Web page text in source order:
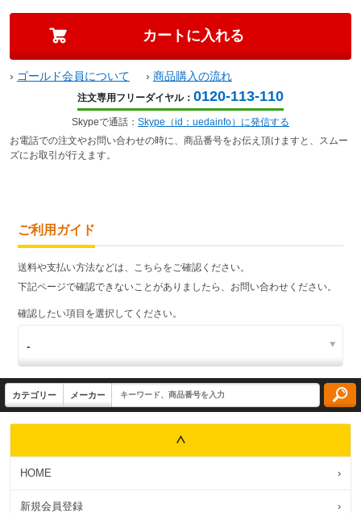
› ゴールド会員について › 商品購入の流れ
注文専用フリーダイヤル： 0120-113-110
Skypeで通話： Skype（id：uedainfo）に発信する
お電話での注文やお問い合わせの時に、商品番号をお伝え頂けますと、スムー
ズにお取引が行えます。
ご利用ガイド
送料や支払い方法などは、こちらをご確認ください。
下記ページで確認できないことがありましたら、お問い合わせください。
確認したい項目を選択してください。
HOME ›
新規会員登録 ›